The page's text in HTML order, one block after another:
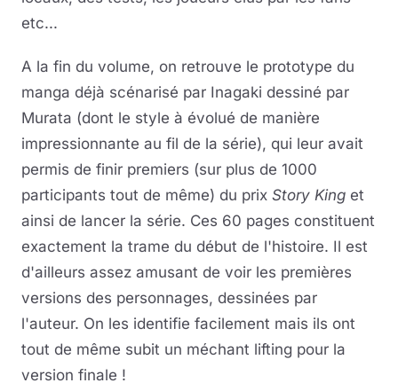
etc...
A la fin du volume, on retrouve le prototype du
manga déjà scénarisé par Inagaki dessiné par
Murata (dont le style à évolué de manière
impressionnante au fil de la série), qui leur avait
permis de finir premiers (sur plus de 1000
participants tout de même) du prix Story King et
ainsi de lancer la série. Ces 60 pages constituent
exactement la trame du début de l'histoire. Il est
d'ailleurs assez amusant de voir les premières
versions des personnages, dessinées par
l'auteur. On les identifie facilement mais ils ont
tout de même subit un méchant lifting pour la
version finale !